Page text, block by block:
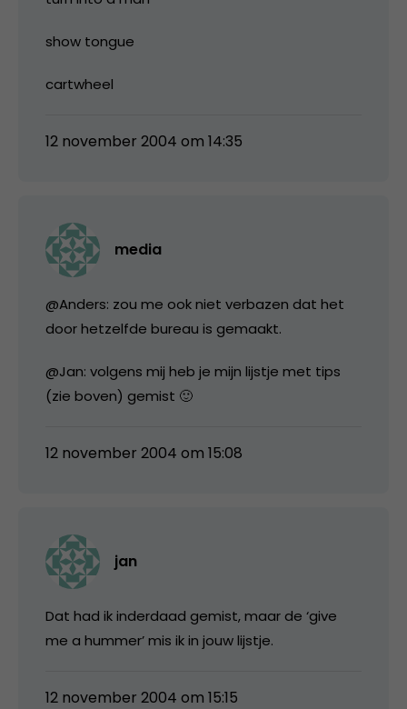
show tongue
cartwheel
12 november 2004 om 14:35
media
@Anders: zou me ook niet verbazen dat het
door hetzelfde bureau is gemaakt.
@Jan: volgens mij heb je mijn lijstje met tips
(zie boven) gemist 🙂
12 november 2004 om 15:08
jan
Dat had ik inderdaad gemist, maar de ‘give
me a hummer’ mis ik in jouw lijstje.
12 november 2004 om 15:15